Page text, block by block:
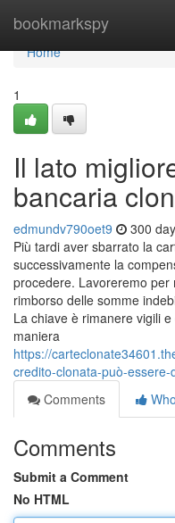
bookmarkspy
Home
Home
1
Il lato
bancaria
edmundv790oet9 300
Più tardi aver sbarrato la
successivamente la
procedere. Lavoreremo per
rimborso delle somme
La chiave è rimanere vigili
maniera
https://
credito-clonata-può-
Comments
Comments
Submit a Comment
No HTML